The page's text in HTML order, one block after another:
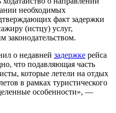
необходимых
факт задержки
(истцу) услуг,
законодательством.
о недавней задержке рейса
что подавляющая часть
которые летели на отдых
в рамках туристического
особенности», —